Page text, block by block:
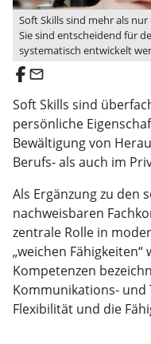
Soft Skills sind mehr als
Sie sind entscheidend für
systematisch entwickelt
email
Soft Skills sind
persönliche
Bewältigung von
Berufs- als auch im
Als Ergänzung zu den
nachweisbaren
zentrale Rolle in
„weichen
Kompetenzen
Kommunikations- und
Flexibilität und die